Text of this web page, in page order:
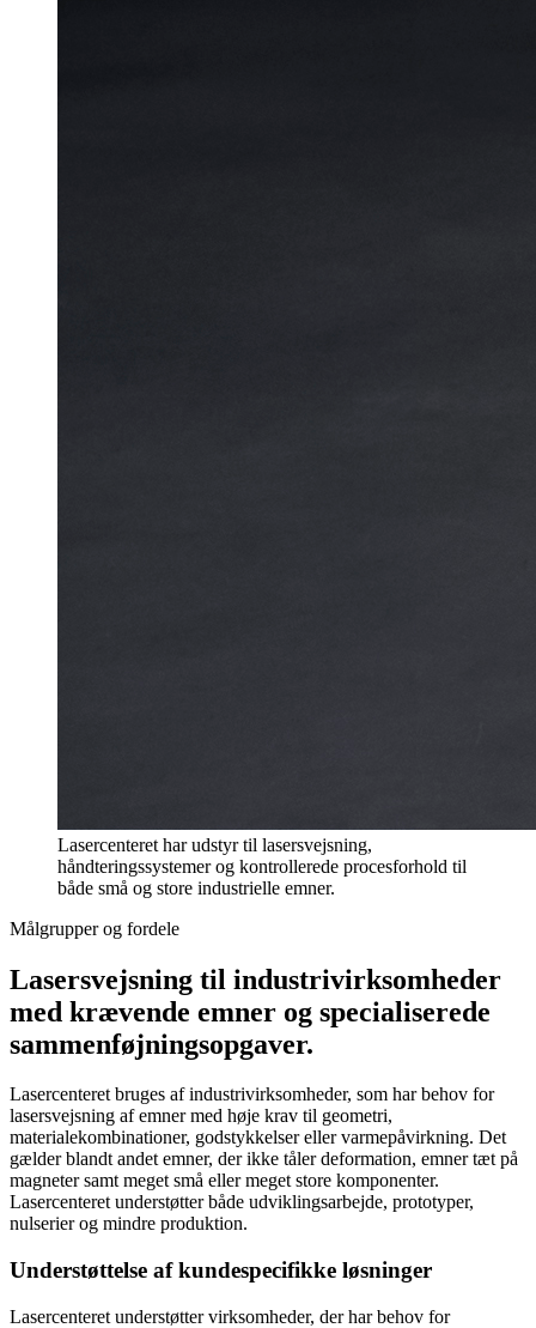
Lasercenteret har udstyr til lasersvejsning,
håndteringssystemer og kontrollerede procesforhold til
både små og store industrielle emner.
Målgrupper og fordele
Lasersvejsning til industrivirksomheder
med krævende emner og specialiserede
sammenføjningsopgaver.
Lasercenteret bruges af industrivirksomheder, som har behov for
lasersvejsning af emner med høje krav til geometri,
materialekombinationer, godstykkelser eller varmepåvirkning. Det
gælder blandt andet emner, der ikke tåler deformation, emner tæt på
magneter samt meget små eller meget store komponenter.
Lasercenteret understøtter både udviklingsarbejde, prototyper,
nulserier og mindre produktion.
Understøttelse af kundespecifikke løsninger
Lasercenteret understøtter virksomheder, der har behov for